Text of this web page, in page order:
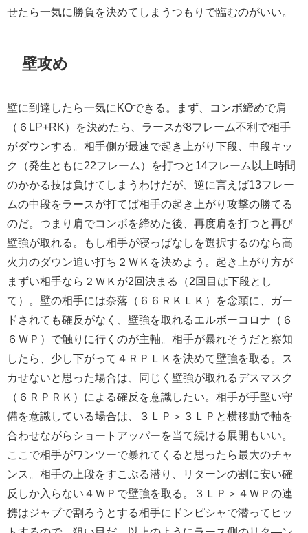
せたら一気に勝負を決めてしまうつもりで臨むのがいい。
壁攻め
壁に到達したら一気にKOできる。まず、コンボ締めで肩
（６LP+RK）を決めたら、ラースが8フレーム不利で相手
がダウンする。相手側が最速で起き上がり下段、中段キッ
ク（発生ともに22フレーム）を打つと14フレーム以上時間
のかかる技は負けてしまうわけだが、逆に言えば13フレー
ムの中段をラースが打てば相手の起き上がり攻撃の勝てる
のだ。つまり肩でコンボを締めた後、再度肩を打つと再び
壁強が取れる。もし相手が寝っぱなしを選択するのなら高
火力のダウン追い打ち２ＷＫを決めよう。起き上がり方が
まずい相手なら２ＷＫが2回決まる（2回目は下段とし
て）。壁の相手には奈落（６６ＲＫＬＫ）を念頭に、ガー
ドされても確反がなく、壁強を取れるエルボーコロナ（６
６ＷＰ）で触りに行くのが主軸。相手が暴れそうだと察知
したら、少し下がって４ＲＰＬＫを決めて壁強を取る。ス
カせないと思った場合は、同じく壁強が取れるデスマスク
（６ＲＰＲＫ）による確反を意識したい。相手が手堅い守
備を意識している場合は、３ＬＰ＞３ＬＰと横移動で軸を
合わせながらショートアッパーを当て続ける展開もいい。
ここで相手がワンツーで暴れてくると思ったら最大のチャ
ンス。相手の上段をすこぶる潜り、リターンの割に安い確
反しか入らない４ＷＰで壁強を取る。３ＬＰ＞４ＷＰの連
携はジャブで割ろうとする相手にドンピシャで潜ってヒッ